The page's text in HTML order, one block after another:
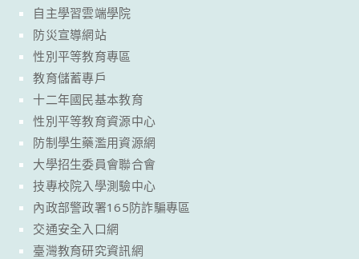
自主學習雲端學院
防災宣導網站
性別平等教育專區
教育儲蓄專戶
十二年國民基本教育
性別平等教育資源中心
防制學生藥濫用資源網
大學招生委員會聯合會
技專校院入學測驗中心
內政部警政署165防詐騙專區
交通安全入口網
臺灣教育研究資訊網